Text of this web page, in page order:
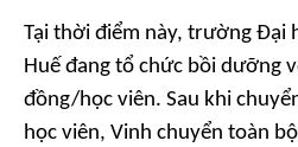
Tại thời điểm này, trường Đại
Huế đang tổ chức bồi dưỡng
đồng/học viên. Sau khi
học viên, Vinh chuyển toàn